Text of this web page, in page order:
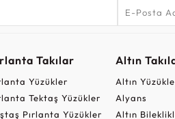
Takılar
Yüzükler
Tektaş Yüzükler
Pırlanta Yüzükler
Altın
Altın
Alyans
Altın